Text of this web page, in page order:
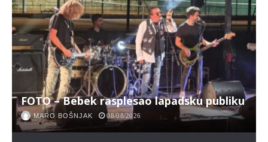
FOTO – Bebek rasplesao lapadsku publiku
MARO BOŠNJAK 08/08/2026